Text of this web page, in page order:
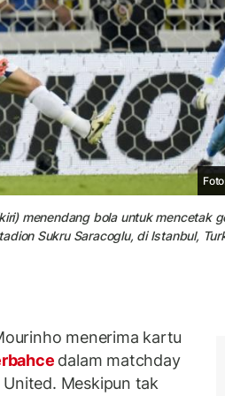
menendang bola untuk mencetak
Sukru Saracoglu, di Istanbul,
menerima kartu
dalam matchday
Meskipun tak